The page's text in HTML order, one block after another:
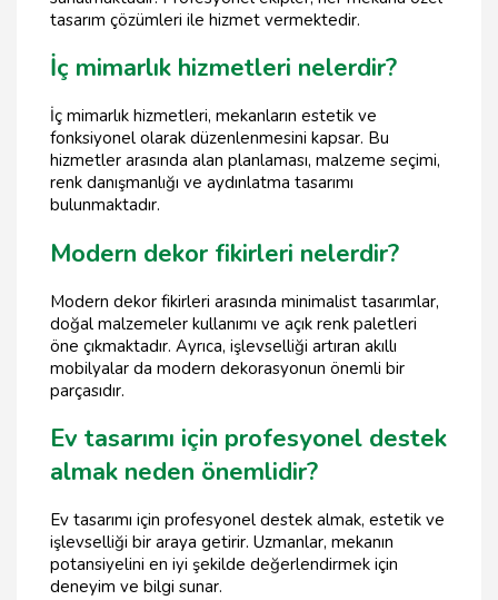
tasarım çözümleri ile hizmet vermektedir.
İç mimarlık hizmetleri nelerdir?
İç mimarlık hizmetleri, mekanların estetik ve
fonksiyonel olarak düzenlenmesini kapsar. Bu
hizmetler arasında alan planlaması, malzeme seçimi,
renk danışmanlığı ve aydınlatma tasarımı
bulunmaktadır.
Modern dekor fikirleri nelerdir?
Modern dekor fikirleri arasında minimalist tasarımlar,
doğal malzemeler kullanımı ve açık renk paletleri
öne çıkmaktadır. Ayrıca, işlevselliği artıran akıllı
mobilyalar da modern dekorasyonun önemli bir
parçasıdır.
Ev tasarımı için profesyonel destek
almak neden önemlidir?
Ev tasarımı için profesyonel destek almak, estetik ve
işlevselliği bir araya getirir. Uzmanlar, mekanın
potansiyelini en iyi şekilde değerlendirmek için
deneyim ve bilgi sunar.